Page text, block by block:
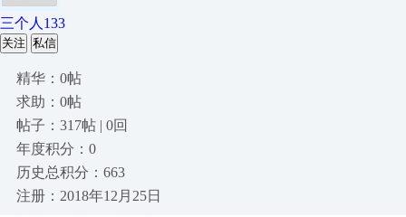
三个人133
关注 私信
精华：0帖
求助：0帖
帖子：317帖 | 0回
年度积分：0
历史总积分：663
注册：2018年12月25日